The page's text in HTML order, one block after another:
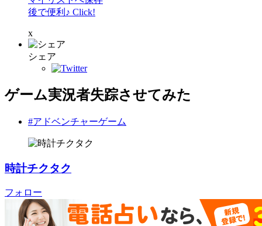
後で便利♪ Click!
x
シェア
ゲーム実況者失踪させてみた
#アドベンチャーゲーム
時計チクタク
フォロー